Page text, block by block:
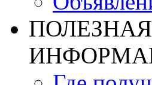
ПОЛЕЗНАЯ